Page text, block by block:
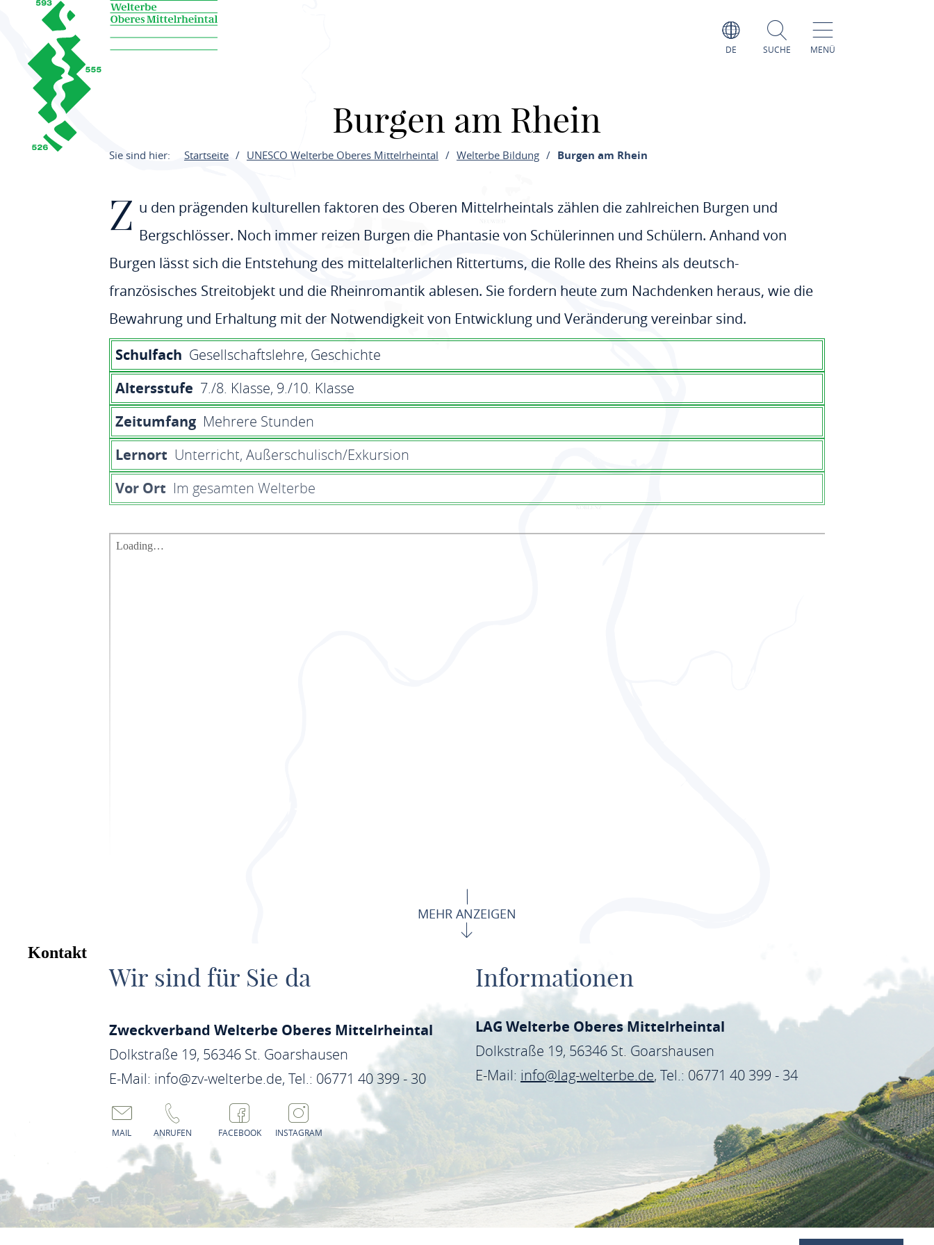
DE SUCHE MENÜ
Burgen am Rhein
Sie sind hier: Startseite UNESCO Welterbe Oberes Mittelrheintal Welterbe Bildung Burgen am Rhein
Z u den prägenden kulturellen faktoren des Oberen Mittelrheintals zählen die zahlreichen Burgen und
Bergschlösser. Noch immer reizen Burgen die Phantasie von Schülerinnen und Schülern. Anhand von
Burgen lässt sich die Entstehung des mittelalterlichen Rittertums, die Rolle des Rheins als deutsch-
französisches Streitobjekt und die Rheinromantik ablesen. Sie fordern heute zum Nachdenken heraus, wie die
Bewahrung und Erhaltung mit der Notwendigkeit von Entwicklung und Veränderung vereinbar sind.
Schulfach Gesellschaftslehre, Geschichte
Altersstufe 7./8. Klasse, 9./10. Klasse
ZeitumfangMehrere Stunden
Lernort Unterricht, Außerschulisch/Exkursion
Vor Ort Im gesamten Welterbe
MEHR ANZEIGEN
Kontakt
Wir sind für Sie da
Zweckverband Welterbe Oberes Mittelrheintal
Dolkstraße 19, 56346 St. Goarshausen
E-Mail: info@zv-welterbe.de, Tel.: 06771 40 399 - 30
MAIL ANRUFEN FACEBOOK INSTAGRAM
Informationen
LAG Welterbe Oberes Mittelrheintal
Dolkstraße 19, 56346 St. Goarshausen
E-Mail: info@lag-welterbe.de, Tel.: 06771 40 399 - 34